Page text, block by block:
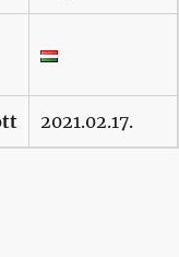
2021.02.17.